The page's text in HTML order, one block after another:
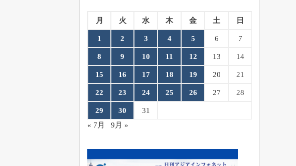
月 火 水 木 金 土 日
1 2 3 4 5 6 7
8 9 10 11 12 13 14
15 16 17 18 19 20 21
22 23 24 25 26 27 28
29 30
31
« 7月
9月 »